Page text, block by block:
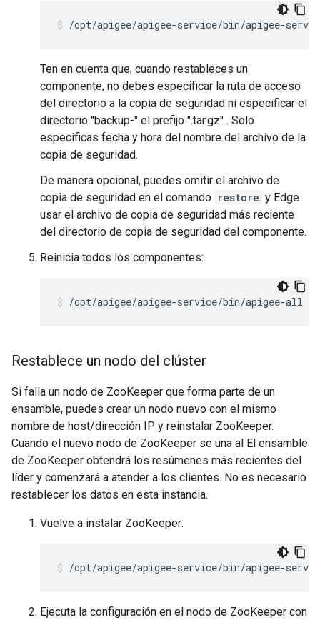
/opt/apigee/apigee-service/bin/apigee-
Ten en cuenta que, cuando restableces un
componente, no debes especificar la ruta de acceso
del directorio a la copia de seguridad ni especificar el
directorio "backup-" el prefijo ".tar.gz" . Solo
especificas fecha y hora del nombre del archivo de la
copia de seguridad.
De manera opcional, puedes omitir el archivo de
copia de seguridad en el comando restore y Edge
usar el archivo de copia de seguridad más reciente
del directorio de copia de seguridad del componente.
Reinicia todos los componentes:
/opt/apigee/apigee-service/bin/apigee-all
Restablece un nodo del clúster
Si falla un nodo de ZooKeeper que forma parte de un
ensamble, puedes crear un nodo nuevo con el mismo
nombre de host/dirección IP y reinstalar ZooKeeper.
Cuando el nuevo nodo de ZooKeeper se una al El ensamble
de ZooKeeper obtendrá los resúmenes más recientes del
líder y comenzará a atender a los clientes. No es necesario
restablecer los datos en esta instancia.
Vuelve a instalar ZooKeeper:
/opt/apigee/apigee-service/bin/apigee-
Ejecuta la configuración en el nodo de ZooKeeper con